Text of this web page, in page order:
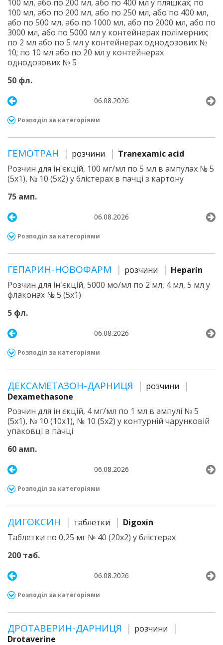
100 мл, або по 200 мл, або по 400 мл у пляшках; по
100 мл, або по 200 мл, або по 250 мл, або по 400 мл,
або по 500 мл, або по 1000 мл, або по 2000 мл, або по
3000 мл, або по 5000 мл у контейнерах полімерних;
по 2 мл або по 5 мл у контейнерах однодозових №
10; по 10 мл або по 20 мл у контейнерах
однодозових № 5
50 фл.
06.08.2026
Розподіл за категоріями
ГЕМОТРАН розчини
Tranexamic acid
Розчин для ін'єкцій, 100 мг/мл по 5 мл в ампулах № 5
(5х1), № 10 (5х2) у блістерах в пачці з картону
75 амп.
06.08.2026
Розподіл за категоріями
ГЕПАРИН-НОВОФАРМ розчини
Heparin
Розчин для ін'єкцій, 5000 мо/мл по 2 мл, 4 мл, 5 мл у
флаконах № 5 (5х1)
5 фл.
06.08.2026
Розподіл за категоріями
ДЕКСАМЕТАЗОН-ДАРНИЦЯ
розчини
Dexamethasone
Розчин для ін'єкцій, 4 мг/мл по 1 мл в ампулі № 5
(5х1), № 10 (10х1), № 10 (5х2) у контурній чарунковій
упаковці в пачці
60 амп.
06.08.2026
Розподіл за категоріями
ДИГОКСИН таблетки
Digoxin
Таблетки по 0,25 мг № 40 (20х2) у блістерах
200 таб.
06.08.2026
Розподіл за категоріями
ДРОТАВЕРИН-ДАРНИЦЯ
розчини
Drotaverine